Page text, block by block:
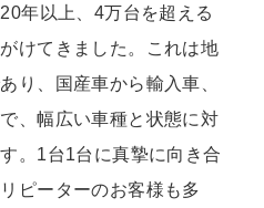
年以上、4万台を超える
けてきました。これは地
り、国産車から輸入車、
、幅広い車種と状態に対
。1台1台に真摯に向き合
ピーターのお客様も多